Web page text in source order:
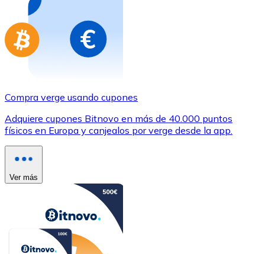
Ir a la tienda de tarjetas regalo
Compra verge usando cupones
Adquiere cupones Bitnovo en más de 40.000 puntos
físicos en Europa y canjealos por verge desde la app.
Ver más